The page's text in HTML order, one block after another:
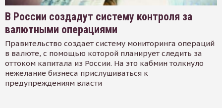
В России создадут систему контроля за
валютными операциями
Правительство создает систему мониторинга операций
в валюте, с помощью которой планирует следить за
оттоком капитала из России. На это кабмин толкнуло
нежелание бизнеса прислушиваться к
предупреждениям власти